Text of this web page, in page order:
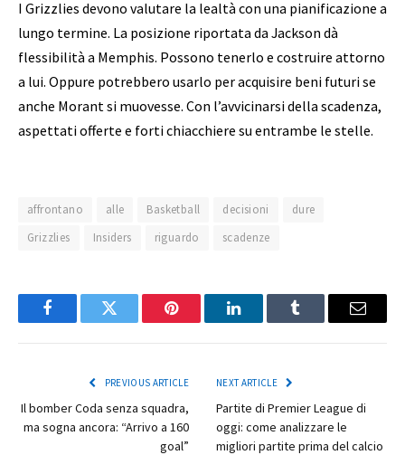
I Grizzlies devono valutare la lealtà con una pianificazione a
lungo termine. La posizione riportata da Jackson dà
flessibilità a Memphis. Possono tenerlo e costruire attorno
a lui. Oppure potrebbero usarlo per acquisire beni futuri se
anche Morant si muovesse. Con l’avvicinarsi della scadenza,
aspettati offerte e forti chiacchiere su entrambe le stelle.
affrontano alle Basketball decisioni
dure
Grizzlies
Insiders riguardo scadenze
FacebookTwitter Pinterest LinkedInTumblr Email
PREVIOUS ARTICLE
Il bomber Coda senza squadra,
ma sogna ancora: “Arrivo a 160
goal”
NEXT ARTICLE
Partite di Premier League di
oggi: come analizzare le
migliori partite prima del calcio